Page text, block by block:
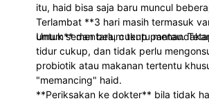
itu, haid bisa saja baru muncul
Terlambat **3 hari masih termasuk
umum** dan belum tentu
Untuk sementara, cukup pantau.
tidur cukup, dan tidak perlu
probiotik atau makanan tertentu
"memancing" haid.
**Periksakan ke dokter** bila tidak